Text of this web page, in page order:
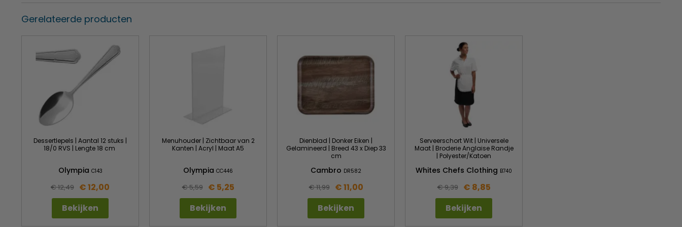
Gerelateerde producten
Dessertlepels | Aantal 12 stuks |
18/0 RVS | Lengte 18 cm
Olympia C143
€ 12,49 € 12,00
Bekijken
Menuhouder | Zichtbaar van 2
Kanten | Acryl | Maat A5
Olympia CC446
€ 5,59
€ 5,25
Bekijken
Dienblad | Donker Eiken |
Gelamineerd | Breed 43 x Diep 33
cm
Cambro DR582
€ 11,99
€ 11,00
Bekijken
Serveerschort Wit | Universele
Maat | Broderie Anglaise Randje
| Polyester/Katoen
Whites Chefs Clothing B740
€ 9,39
€ 8,85
Bekijken